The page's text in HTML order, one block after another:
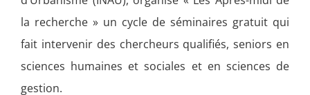
la recherche » un cycle de séminaires gratuit qui
fait intervenir des chercheurs qualifiés, seniors en
sciences humaines et sociales et en sciences de
gestion.